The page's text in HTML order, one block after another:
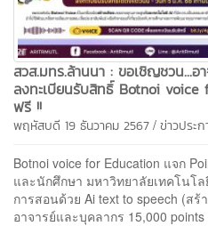
สวส.มทร.ล้านนา : ขอเชิญชวน...
ลงทะเบียนรับสิทธิ์ Botnoi
ฟรี !!
พฤหัสบดี 19 ธันวาคม 2567 / ข่าวประ
Botnoi voice for Education แจก
และนักศึกษา มหาวิทยาลัยเทคโนโ
การสอนด้วย Ai text to speech (สร้
อาจารย์และบุคลากร 15,000